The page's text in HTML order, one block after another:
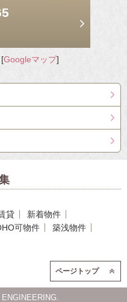
[Googleマップ]
貸
新着物件
可物件
築浅物件
ページトップ